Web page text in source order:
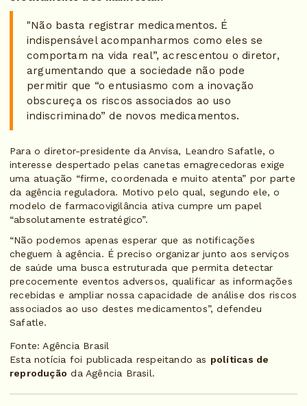
"Não basta registrar medicamentos. É
indispensável acompanharmos como eles se
comportam na vida real”, acrescentou o diretor,
argumentando que a sociedade não pode
permitir que “o entusiasmo com a inovação
obscureça os riscos associados ao uso
indiscriminado” de novos medicamentos.
Para o diretor-presidente da Anvisa, Leandro Safatle, o
interesse despertado pelas canetas emagrecedoras exige
uma atuação “firme, coordenada e muito atenta” por parte
da agência reguladora. Motivo pelo qual, segundo ele, o
modelo de farmacovigilância ativa cumpre um papel
“absolutamente estratégico”.
“Não podemos apenas esperar que as notificações
cheguem à agência. É preciso organizar junto aos serviços
de saúde uma busca estruturada que permita detectar
precocemente eventos adversos, qualificar as informações
recebidas e ampliar nossa capacidade de análise dos riscos
associados ao uso destes medicamentos”, defendeu
Safatle.
Fonte: Agência Brasil
Esta notícia foi publicada respeitando as políticas de
reprodução da Agência Brasil.